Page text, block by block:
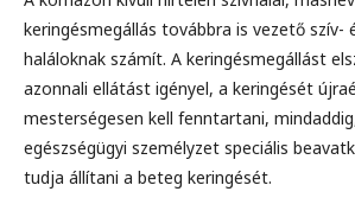
keringésmegállás továbbra is vezető szív-
haláloknak számít. A keringésmegállást
azonnali ellátást igényel, a keringését
mesterségesen kell fenntartani,
egészségügyi személyzet speciális
tudja állítani a beteg keringését.